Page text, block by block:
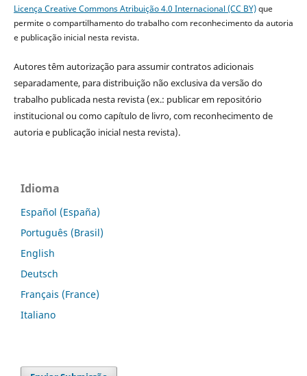
Licença Creative Commons Atribuição 4.0 Internacional (CC BY)que
permite o compartilhamento do trabalho com reconhecimento da autoria
e publicação inicial nesta revista.
Autores têm autorização para assumir contratos adicionais
separadamente, para distribuição não exclusiva da versão do
trabalho publicada nesta revista (ex.: publicar em repositório
institucional ou como capítulo de livro, com reconhecimento de
autoria e publicação inicial nesta revista).
Idioma
Español (España)
Português (Brasil)
English
Deutsch
Français (France)
Italiano